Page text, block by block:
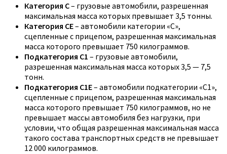
Категория C– грузовые автомобили, разрешенная
максимальная масса которых превышает 3,5 тонны.
Категория CE– автомобили категории «С»,
сцепленные с прицепом, разрешенная максимальная
масса которого превышает 750 килограммов.
Подкатегория C1 – грузовые автомобили,
разрешенная максимальная масса которых 3,5 — 7,5
тонн.
Подкатегория C1E– автомобили подкатегории «С1»,
сцепленные с прицепом, разрешенная максимальная
масса которого превышает 750 килограммов, но не
превышает массы автомобиля без нагрузки, при
условии, что общая разрешенная максимальная масса
такого состава транспортных средств не превышает
12 000 килограммов.